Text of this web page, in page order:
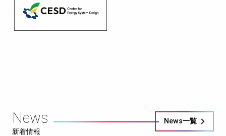
News
新着情報
News一覧